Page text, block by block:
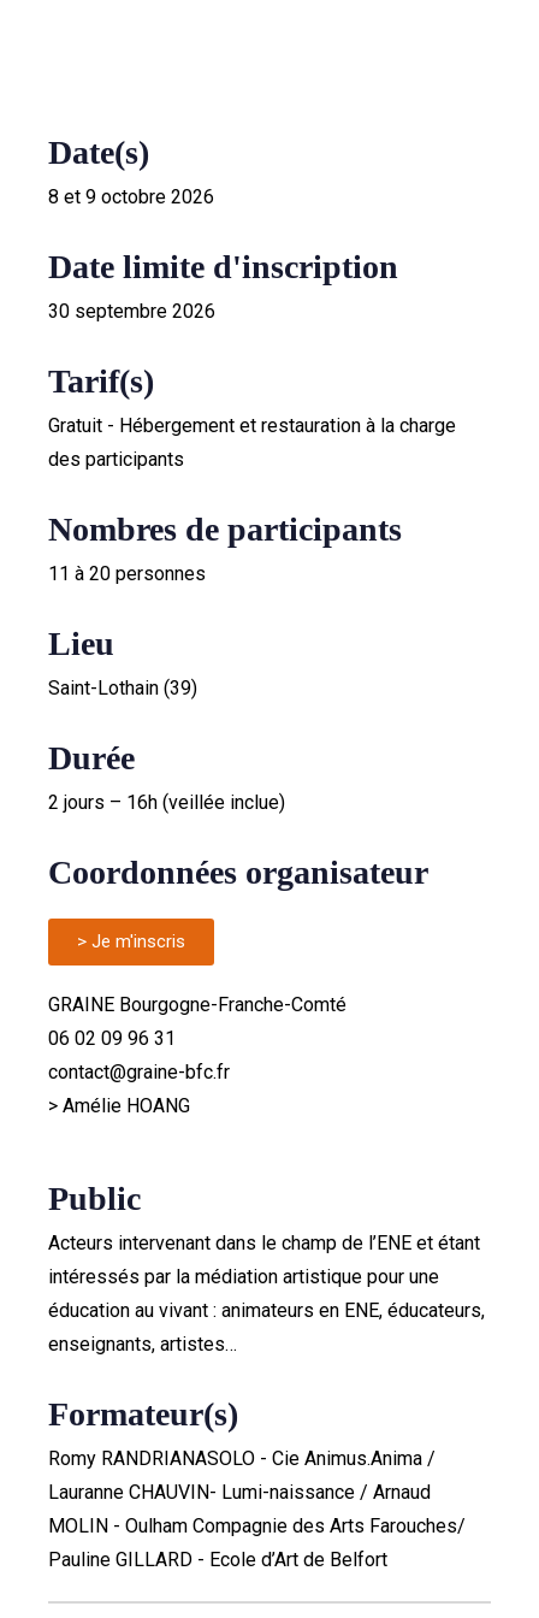
Date(s)
8 et 9 octobre 2026
Date limite d'inscription
30 septembre 2026
Tarif(s)
Gratuit - Hébergement et restauration à la charge
des participants
Nombres de participants
11 à 20 personnes
Lieu
Saint-Lothain (39)
Durée
2 jours – 16h (veillée inclue)
Coordonnées organisateur
> Je m'inscris
GRAINE Bourgogne-Franche-Comté
06 02 09 96 31
contact@graine-bfc.fr
> Amélie HOANG
Public
Acteurs intervenant dans le champ de l’ENE et étant
intéressés par la médiation artistique pour une
éducation au vivant : animateurs en ENE, éducateurs,
enseignants, artistes…
Formateur(s)
Romy RANDRIANASOLO - Cie Animus.Anima /
Lauranne CHAUVIN- Lumi-naissance / Arnaud
MOLIN - Oulham Compagnie des Arts Farouches/
Pauline GILLARD - Ecole d’Art de Belfort